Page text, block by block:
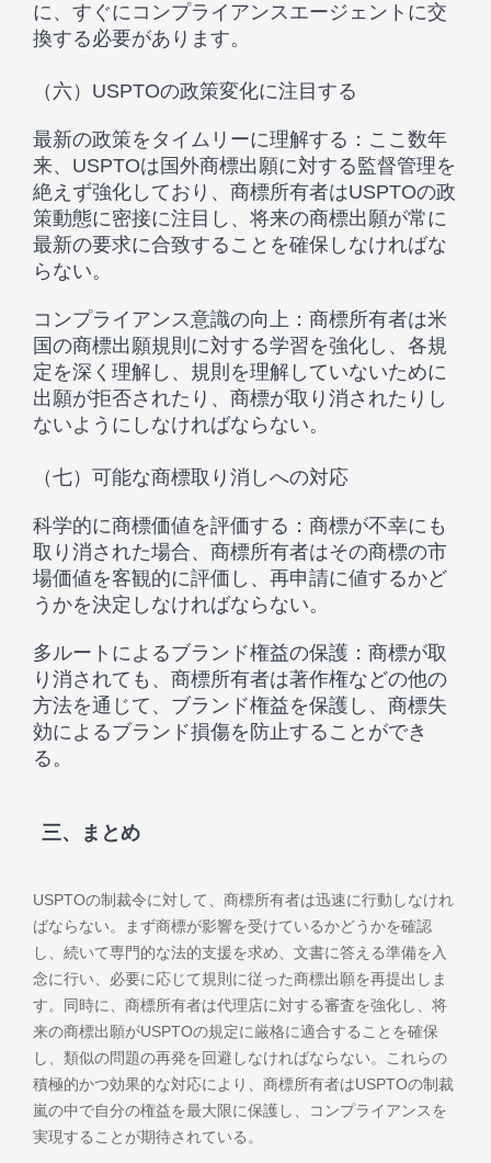
に、すぐにコンプライアンスエージェントに交
換する必要があります。
（六）USPTOの政策変化に注目する
最新の政策をタイムリーに理解する：ここ数年
来、USPTOは国外商標出願に対する監督管理を
絶えず強化しており、商標所有者はUSPTOの政
策動態に密接に注目し、将来の商標出願が常に
最新の要求に合致することを確保しなければな
らない。
コンプライアンス意識の向上：商標所有者は米
国の商標出願規則に対する学習を強化し、各規
定を深く理解し、規則を理解していないために
出願が拒否されたり、商標が取り消されたりし
ないようにしなければならない。
（七）可能な商標取り消しへの対応
科学的に商標価値を評価する：商標が不幸にも
取り消された場合、商標所有者はその商標の市
場価値を客観的に評価し、再申請に値するかど
うかを決定しなければならない。
多ルートによるブランド権益の保護：商標が取
り消されても、商標所有者は著作権などの他の
方法を通じて、ブランド権益を保護し、商標失
効によるブランド損傷を防止することができ
る。
三、まとめ
USPTOの制裁令に対して、商標所有者は迅速に行動しなけれ
ばならない。まず商標が影響を受けているかどうかを確認
し、続いて専門的な法的支援を求め、文書に答える準備を入
念に行い、必要に応じて規則に従った商標出願を再提出しま
す。同時に、商標所有者は代理店に対する審査を強化し、将
来の商標出願がUSPTOの規定に厳格に適合することを確保
し、類似の問題の再発を回避しなければならない。これらの
積極的かつ効果的な対応により、商標所有者はUSPTOの制裁
嵐の中で自分の権益を最大限に保護し、コンプライアンスを
実現することが期待されている。